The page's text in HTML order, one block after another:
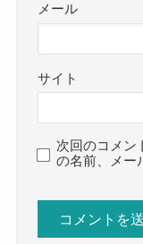
メール
サイト
次回のコメン
の名前、メー